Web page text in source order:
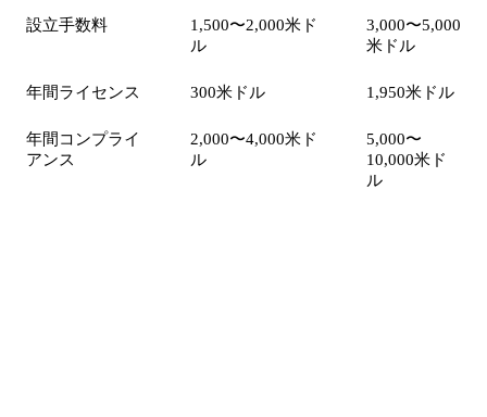
設立手数料
1,500〜2,000米ド
ル
3,000〜5,000
米ドル
年間ライセンス 300米ドル 1,950米ドル
年間コンプライ
アンス
2,000〜4,000米ド
ル
5,000〜
10,000米ド
ル